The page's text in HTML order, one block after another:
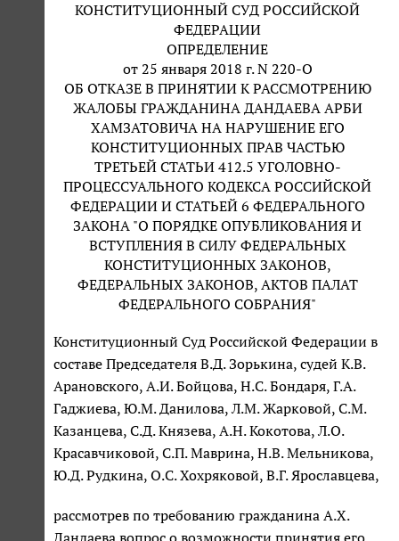
КОНСТИТУЦИОННЫЙ СУД РОССИЙСКОЙ
ФЕДЕРАЦИИ
ОПРЕДЕЛЕНИЕ
от 25 января 2018 г. N 220-О
ОБ ОТКАЗЕ В ПРИНЯТИИ К РАССМОТРЕНИЮ
ЖАЛОБЫ ГРАЖДАНИНА ДАНДАЕВА АРБИ
ХАМЗАТОВИЧА НА НАРУШЕНИЕ ЕГО
КОНСТИТУЦИОННЫХ ПРАВ ЧАСТЬЮ
ТРЕТЬЕЙ СТАТЬИ 412.5 УГОЛОВНО-
ПРОЦЕССУАЛЬНОГО КОДЕКСА РОССИЙСКОЙ
ФЕДЕРАЦИИ И СТАТЬЕЙ 6 ФЕДЕРАЛЬНОГО
ЗАКОНА "О ПОРЯДКЕ ОПУБЛИКОВАНИЯ И
ВСТУПЛЕНИЯ В СИЛУ ФЕДЕРАЛЬНЫХ
КОНСТИТУЦИОННЫХ ЗАКОНОВ,
ФЕДЕРАЛЬНЫХ ЗАКОНОВ, АКТОВ ПАЛАТ
ФЕДЕРАЛЬНОГО СОБРАНИЯ"
Конституционный Суд Российской Федерации в
составе Председателя В.Д. Зорькина, судей К.В.
Арановского, А.И. Бойцова, Н.С. Бондаря, Г.А.
Гаджиева, Ю.М. Данилова, Л.М. Жарковой, С.М.
Казанцева, С.Д. Князева, А.Н. Кокотова, Л.О.
Красавчиковой, С.П. Маврина, Н.В. Мельникова,
Ю.Д. Рудкина, О.С. Хохряковой, В.Г. Ярославцева,
рассмотрев по требованию гражданина А.Х.
Дандаева вопрос о возможности принятия его